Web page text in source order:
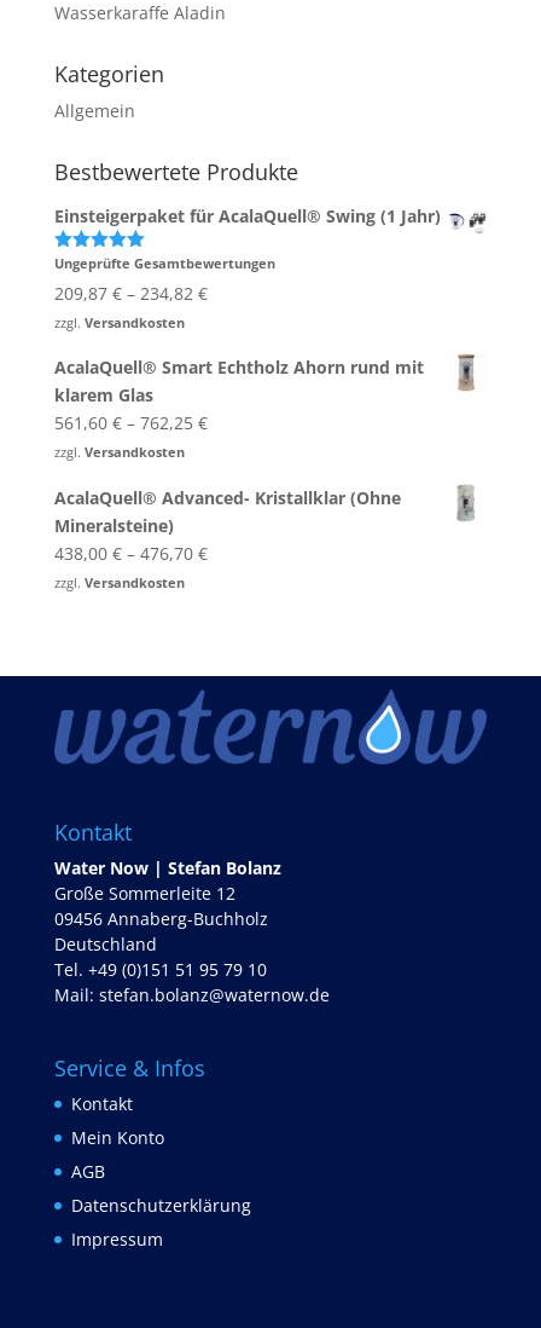
Wasserkaraffe Aladin
Kategorien
Allgemein
Bestbewertete Produkte
Einsteigerpaket für AcalaQuell® Swing (1 Jahr)
Bewertet
von 5
Ungeprüfte Gesamtbewertungen
209,87 €– 234,82 €
zzgl. Versandkosten
AcalaQuell® Smart Echtholz Ahorn rund mit
klarem Glas
561,60 €– 762,25 €
zzgl. Versandkosten
AcalaQuell® Advanced- Kristallklar (Ohne
Mineralsteine)
438,00 €– 476,70 €
zzgl. Versandkosten
Kontakt
Water Now | Stefan Bolanz
Große Sommerleite 12
09456 Annaberg-Buchholz
Deutschland
Tel. +49 (0)151 51 95 79 10
Mail: stefan.bolanz@waternow.de
Service & Infos
Kontakt
Mein Konto
AGB
Datenschutzerklärung
Impressum